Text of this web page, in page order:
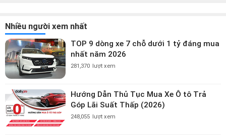
Nhiều người xem nhất
TOP 9 dòng xe 7 chỗ dưới 1 tỷ đáng mua
nhất năm 2026
281,370 lượt xem
Hướng Dẫn Thủ Tục Mua Xe Ô tô Trả
Góp Lãi Suất Thấp (2026)
248,055 lượt xem